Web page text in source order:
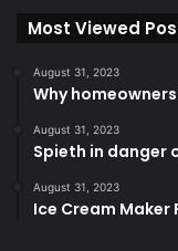
Most Viewed
August 31, 2023
Why
August 31, 2023
Spieth in danger
August 31, 2023
Ice Cream Maker